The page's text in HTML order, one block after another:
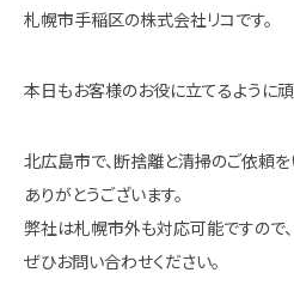
札幌市手稲区の株式会社リコです。
本日もお客様のお役に立てるように頑
北広島市で、断捨離と清掃のご依頼
ありがとうございます。
弊社は札幌市外も対応可能ですので、
ぜひお問い合わせください。